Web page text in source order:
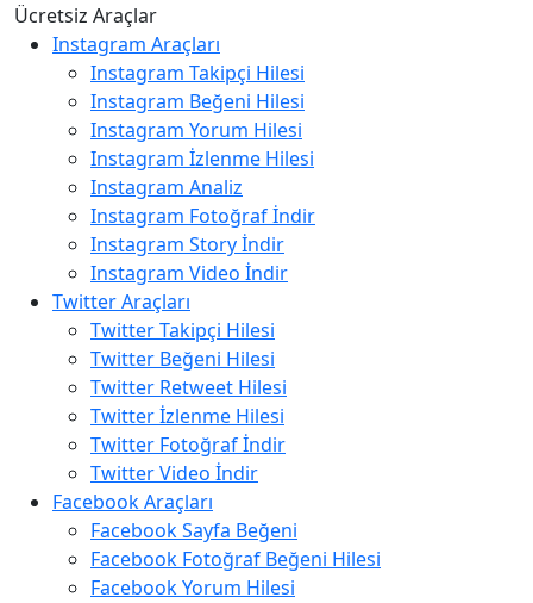
Ücretsiz Araçlar
Instagram Araçları
Instagram Takipçi Hilesi
Instagram Beğeni Hilesi
Instagram Yorum Hilesi
Instagram İzlenme Hilesi
Instagram Analiz
Instagram Fotoğraf İndir
Instagram Story İndir
Instagram Video İndir
Twitter Araçları
Twitter Takipçi Hilesi
Twitter Beğeni Hilesi
Twitter Retweet Hilesi
Twitter İzlenme Hilesi
Twitter Fotoğraf İndir
Twitter Video İndir
Facebook Araçları
Facebook Sayfa Beğeni
Facebook Fotoğraf Beğeni Hilesi
Facebook Yorum Hilesi